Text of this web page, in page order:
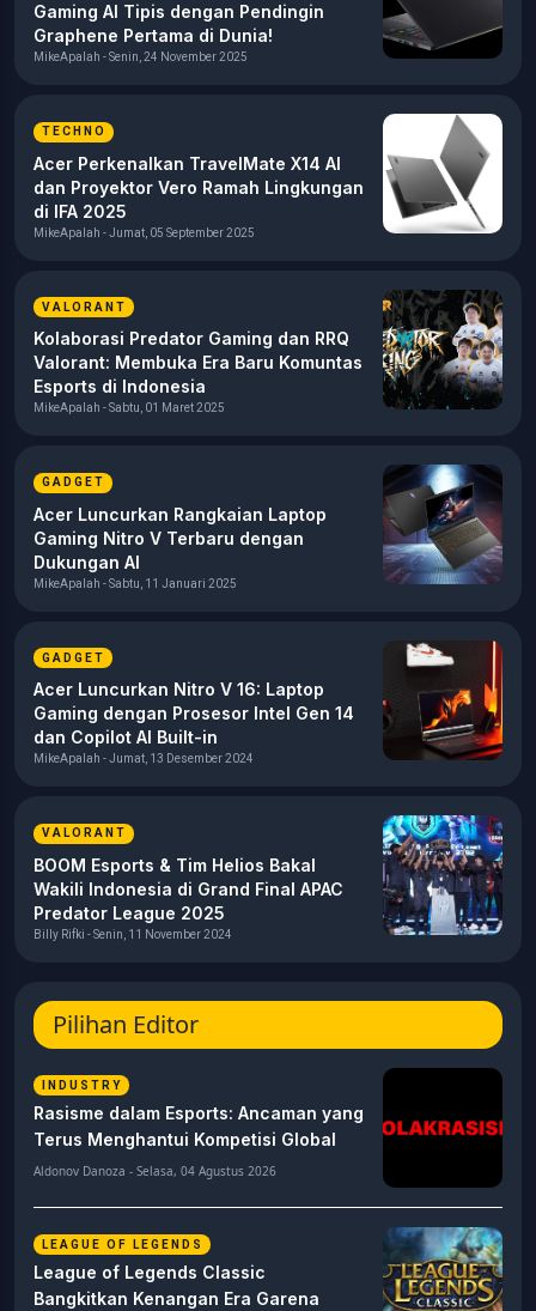
Gaming AI Tipis dengan Pendingin
Graphene Pertama di Dunia!
MikeApalah - Senin, 24 November 2025
TECHNO
Acer Perkenalkan TravelMate X14 AI
dan Proyektor Vero Ramah Lingkungan
di IFA 2025
MikeApalah - Jumat, 05 September 2025
VALORANT
Kolaborasi Predator Gaming dan RRQ
Valorant: Membuka Era Baru Komuntas
Esports di Indonesia
MikeApalah - Sabtu, 01 Maret 2025
GADGET
Acer Luncurkan Rangkaian Laptop
Gaming Nitro V Terbaru dengan
Dukungan AI
MikeApalah - Sabtu, 11 Januari 2025
GADGET
Acer Luncurkan Nitro V 16: Laptop
Gaming dengan Prosesor Intel Gen 14
dan Copilot AI Built-in
MikeApalah - Jumat, 13 Desember 2024
VALORANT
BOOM Esports & Tim Helios Bakal
Wakili Indonesia di Grand Final APAC
Predator League 2025
Billy Rifki - Senin, 11 November 2024
Pilihan Editor
INDUSTRY
Rasisme dalam Esports: Ancaman yang
Terus Menghantui Kompetisi Global
Aldonov Danoza - Selasa, 04 Agustus 2026
LEAGUE OF LEGENDS
League of Legends Classic
Bangkitkan Kenangan Era Garena